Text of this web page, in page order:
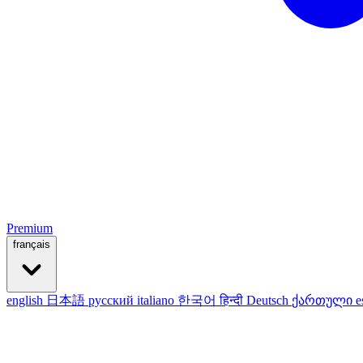
Premium
français
english 日本語 русский italiano 한국어हिन्दी Deutsch ქართული